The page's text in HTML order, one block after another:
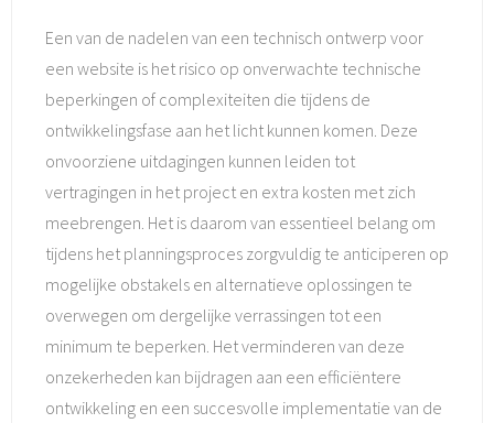
Een van de nadelen van een technisch ontwerp voor
een website is het risico op onverwachte technische
beperkingen of complexiteiten die tijdens de
ontwikkelingsfase aan het licht kunnen komen. Deze
onvoorziene uitdagingen kunnen leiden tot
vertragingen in het project en extra kosten met zich
meebrengen. Het is daarom van essentieel belang om
tijdens het planningsproces zorgvuldig te anticiperen op
mogelijke obstakels en alternatieve oplossingen te
overwegen om dergelijke verrassingen tot een
minimum te beperken. Het verminderen van deze
onzekerheden kan bijdragen aan een efficiëntere
ontwikkeling en een succesvolle implementatie van de